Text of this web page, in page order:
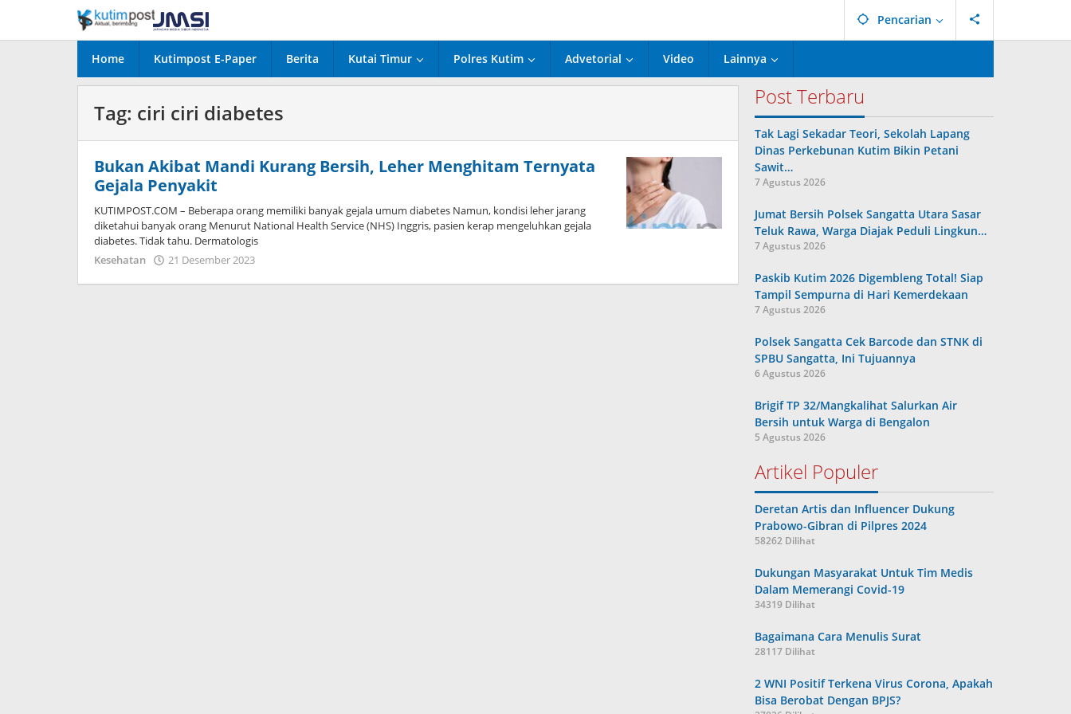
konten
Pencarian
Home Kutimpost E-Paper Berita Kutai Timur Polres Kutim Advetorial Video Lainnya
Tag: ciri ciri diabetes
Bukan Akibat Mandi Kurang Bersih, Leher Menghitam Ternyata
Gejala Penyakit
KUTIMPOST.COM – Beberapa orang memiliki banyak gejala umum diabetes Namun, kondisi leher jarang
diketahui banyak orang Menurut National Health Service (NHS) Inggris, pasien kerap mengeluhkan gejala
diabetes. Tidak tahu. Dermatologis
Kesehatan
21 Desember 2023
Post Terbaru
Tak Lagi Sekadar Teori, Sekolah Lapang
Dinas Perkebunan Kutim Bikin Petani
Sawit…
7 Agustus 2026
Jumat Bersih Polsek Sangatta Utara Sasar
Teluk Rawa, Warga Diajak Peduli Lingkun…
7 Agustus 2026
Paskib Kutim 2026 Digembleng Total! Siap
Tampil Sempurna di Hari Kemerdekaan
7 Agustus 2026
Polsek Sangatta Cek Barcode dan STNK di
SPBU Sangatta, Ini Tujuannya
6 Agustus 2026
Brigif TP 32/Mangkalihat Salurkan Air
Bersih untuk Warga di Bengalon
5 Agustus 2026
Artikel Populer
Deretan Artis dan Influencer Dukung
Prabowo-Gibran di Pilpres 2024
58262 Dilihat
Dukungan Masyarakat Untuk Tim Medis
Dalam Memerangi Covid-19
34319 Dilihat
Bagaimana Cara Menulis Surat
28117 Dilihat
2 WNI Positif Terkena Virus Corona, Apakah
Bisa Berobat Dengan BPJS?